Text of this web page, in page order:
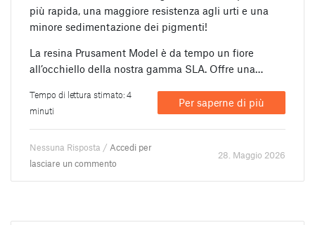
più rapida, una maggiore resistenza agli urti e una
minore sedimentazione dei pigmenti!
La resina Prusament Model è da tempo un fiore
all’occhiello della nostra gamma SLA. Offre una…
Tempo di lettura stimato: 4
minuti
Per saperne di più
Nessuna Risposta / Accedi per
lasciare un commento
28. Maggio 2026